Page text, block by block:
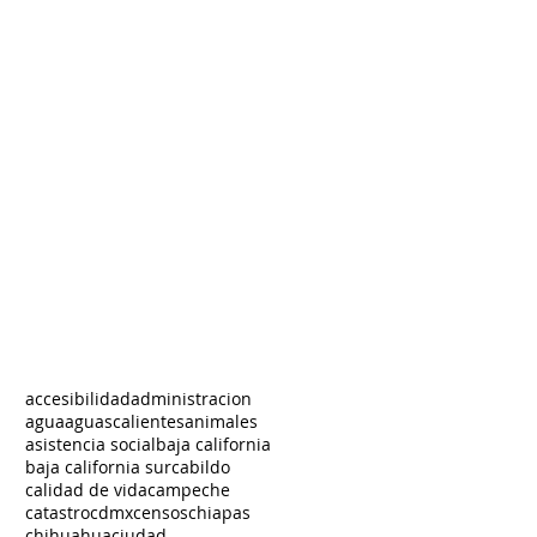
accesibilidadadministracion
aguaaguascalientesanimales
asistencia socialbaja california
baja california surcabildo
calidad de vidacampeche
catastrocdmxcensoschiapas